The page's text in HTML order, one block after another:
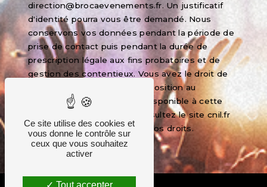
direction@brocaevenements.fr. Un justificatif
d'identité pourra vous être demandé. Nous
conservons vos données pendant la période de
prise de contact puis pendant la durée de
prescription légale aux fins probatoires et de
gestion des contentieux. Vous avez le droit de
vous inscrire sur la liste d'opposition au
démarchage téléphonique, disponible à cette
. Consultez le site cnil.fr
pour plus d’informations sur vos droits.
Ce site utilise des cookies et
vous donne le contrôle sur
ceux que vous souhaitez
activer
Tout accepter